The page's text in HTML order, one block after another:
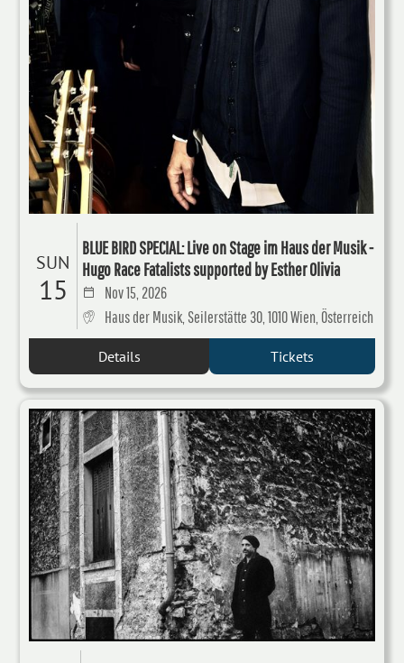
SUN
15
BLUE BIRD SPECIAL: Live on Stage im Haus der Musik -
Hugo Race Fatalists supported by Esther Olivia
Nov 15, 2026
Haus der Musik, Seilerstätte 30, 1010 Wien, Österreich
Details Tickets